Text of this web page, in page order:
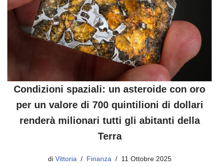
Condizioni spaziali: un asteroide con oro
per un valore di 700 quintilioni di dollari
renderà milionari tutti gli abitanti della
Terra
di Vittoria Finanza 11 Ottobre 2025